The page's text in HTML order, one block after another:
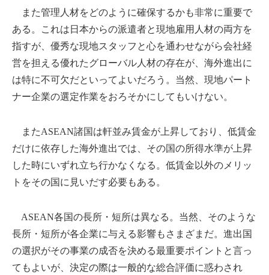
また管理人材をどのように確保するかも非常に重要で
ある。これは日本からの派遣者と現地雇用人材の両方を
指すが、優秀な現地スタッフと心を通わせながら会社経
営を担える優れたグローバル人材の存在が、海外進出に
は特に不可欠だといってよいだろう。当然、現地パート
ナー企業の選定作業をおろそかにしてもいけない。
またASEAN諸国は軒並み賃金が上昇しており、低賃金
だけに依存した海外進出では、その国の所得水準が上昇
した時にいずれ立ち行かなくなる。低賃金以外のメリッ
トをその国に見いだす必要もある。
ASEAN各国の長所・短所は異なる。当然、そのような
長所・短所が各企業に与える影響もさまざまだ。進出国
の選択がその事業の成否を決める最重要ポイントと言っ
てもよいが、決定の際は一般的な総合評価に惑わされ